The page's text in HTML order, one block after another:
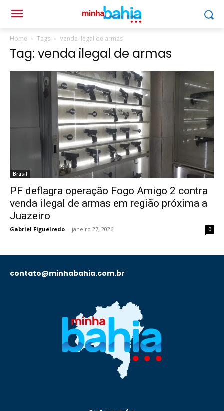
Home Tags Venda ilegal de armas
Tag: venda ilegal de armas
Brasil
PF deflagra operação Fogo Amigo 2 contra
venda ilegal de armas em região próxima a
Juazeiro
Gabriel Figueiredo - janeiro 27, 2026 0
contato@minhabahia.com.br